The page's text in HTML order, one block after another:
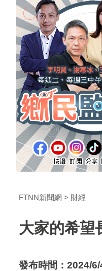
FTNN新聞網 財經
大家的希望
發布時間：2024/